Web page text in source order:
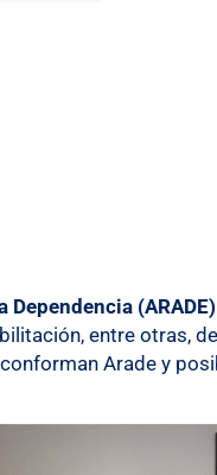
(ARADE)
entre otras, de
Arade y